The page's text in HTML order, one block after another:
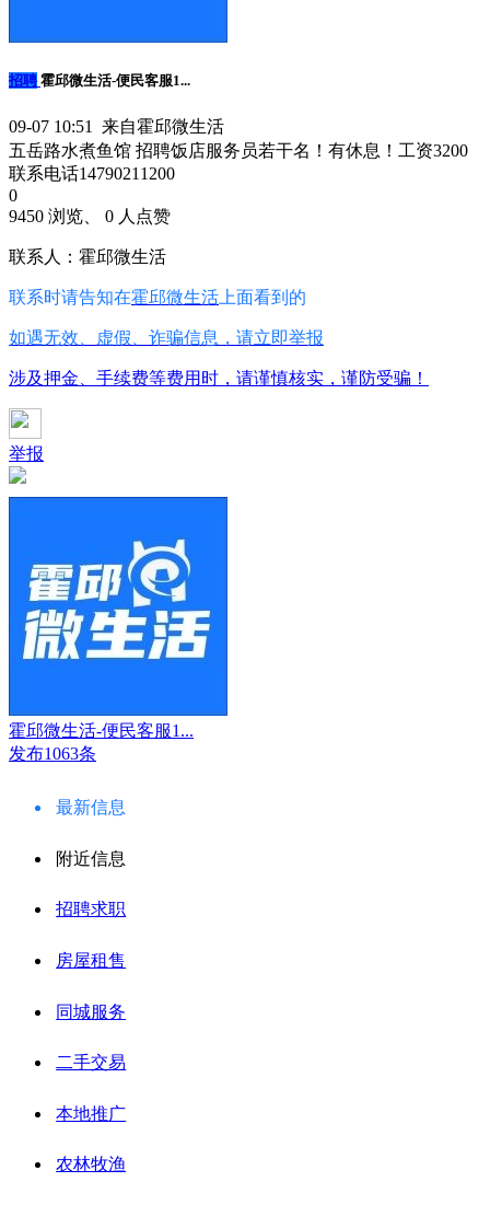
招聘 霍邱微生活-便民客服1...
09-07 10:51 来自霍邱微生活
五岳路水煮鱼馆 招聘饭店服务员若干名！有休息！工资3200
联系电话14790211200
0
9450 浏览、 0 人点赞
联系人：霍邱微生活
联系时请告知在霍邱微生活 上面看到的
如遇无效、虚假、诈骗信息，请立即举报
涉及押金、手续费等费用时，请谨慎核实，谨防受骗！
举报
霍邱微生活-便民客服1...
发布1063条
最新信息
附近信息
招聘求职
房屋租售
同城服务
二手交易
本地推广
农林牧渔